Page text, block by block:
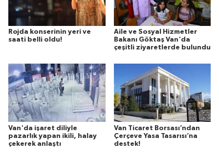
Rojda konserinin yeri ve
saati belli oldu!
Aile ve Sosyal Hizmetler
Bakanı Göktaş Van'da
çeşitli ziyaretlerde bulundu
Van'da işaret diliyle
pazarlık yapan ikili, halay
çekerek anlaştı
Van Ticaret Borsası’ndan
Çerçeve Yasa Tasarısı’na
destek!